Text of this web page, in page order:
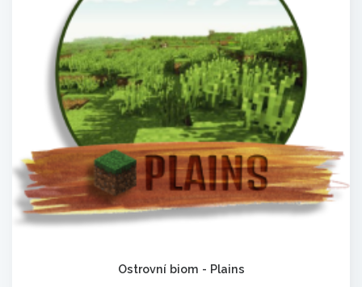
Ostrovní biom - Plains